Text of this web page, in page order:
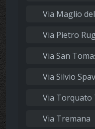
Via Maglio
Via Pietro
Via San
Via Silvio
Via Torquato
Via Tremana